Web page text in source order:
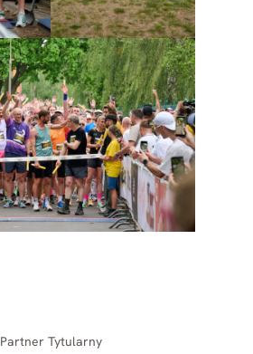
Partner Tytularny